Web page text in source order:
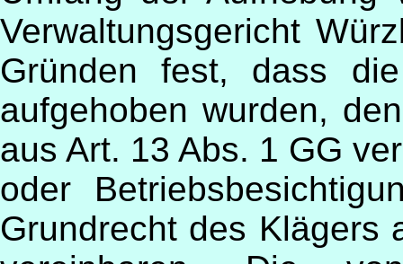
Verwaltungsgericht
Gründen fest, dass
aufgehoben wurden,
aus Art. 13 Abs. 1 GG
oder
Grundrecht des Klägers